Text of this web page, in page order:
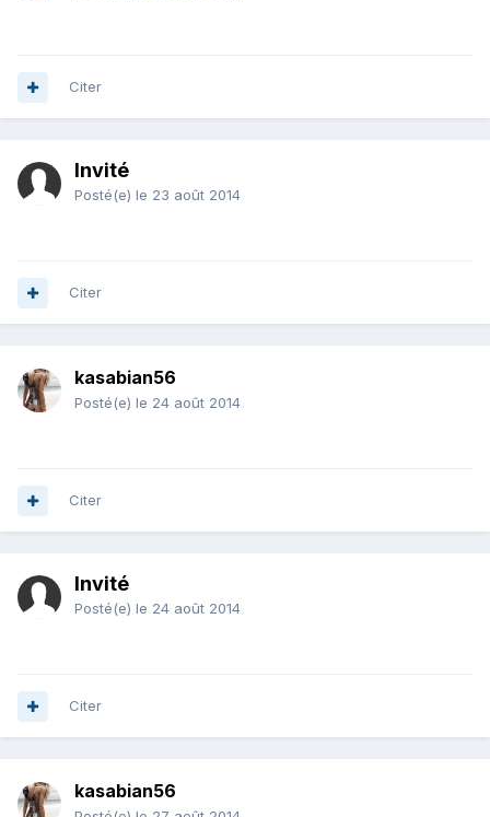
Citer
Invité
Posté(e) le 23 août 2014
Citer
kasabian56
Posté(e) le 24 août 2014
Citer
Invité
Posté(e) le 24 août 2014
Citer
kasabian56